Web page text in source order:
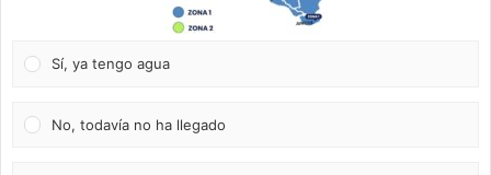
Sí, ya tengo agua
No, todavía no ha llegado